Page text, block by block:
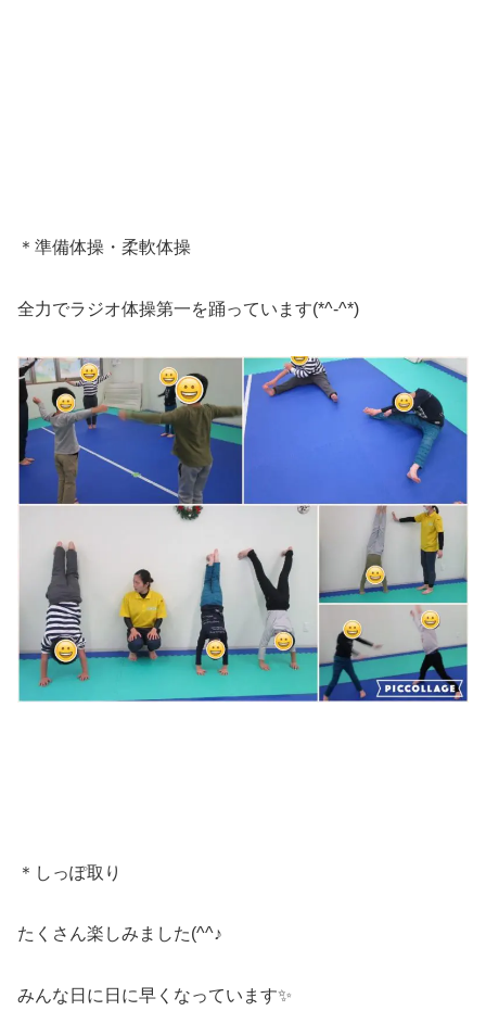
＊準備体操・柔軟体操
全力でラジオ体操第一を踊っています(*^-^*)
＊しっぽ取り
たくさん楽しみました(^^♪
みんな日に日に早くなっています✨